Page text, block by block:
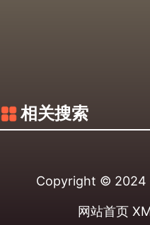
相关搜索
Copyright © 2024
网站首页